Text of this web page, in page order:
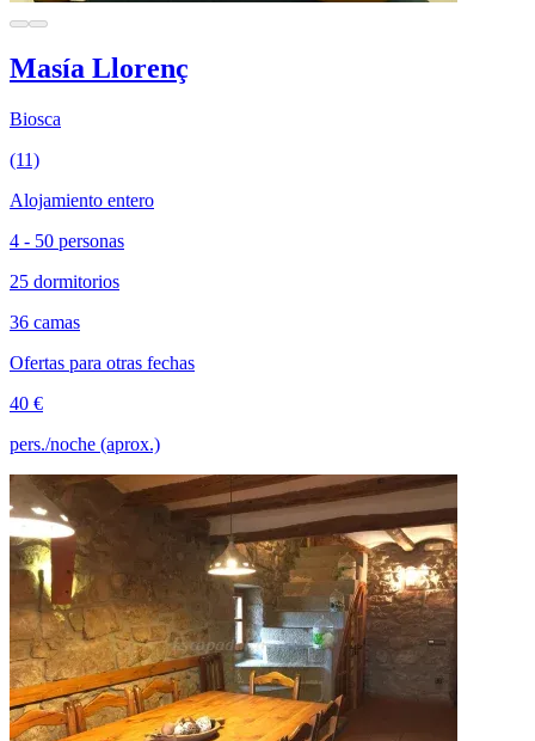
Masía Llorenç
Biosca
(11)
Alojamiento entero
4 - 50 personas
25 dormitorios
36 camas
Ofertas para otras fechas
40 €
pers./noche (aprox.)